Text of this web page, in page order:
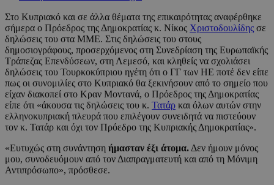
Στο Κυπριακό και σε άλλα θέματα της επικαιρότητας αναφέρθηκε
σήμερα ο Πρόεδρος της Δημοκρατίας κ. Νίκος Χριστοδουλίδης σε
δηλώσεις του στα ΜΜΕ. Στις δηλώσεις του στους
δημοσιογράφους, προσερχόμενος στη Συνεδρίαση της Ευρωπαϊκής
Τράπεζας Επενδύσεων, στη Λεμεσό, και κληθείς να σχολιάσει
δηλώσεις του Τουρκοκύπριου ηγέτη ότι ο ΓΓ των ΗΕ ποτέ δεν είπε
πως οι συνομιλίες στο Κυπριακό θα ξεκινήσουν από το σημείο που
είχαν διακοπεί στο Κραν Μοντανά, ο Πρόεδρος της Δημοκρατίας
είπε ότι «άκουσα τις δηλώσεις του κ. Τατάρ και όλων αυτών στην
ελληνοκυπριακή πλευρά που επιλέγουν συνειδητά να πιστεύουν
τον κ. Τατάρ και όχι τον Πρόεδρο της Κυπριακής Δημοκρατίας».
«Ευτυχώς στη συνάντηση ήμασταν έξι άτομα. Δεν ήμουν μόνος
μου, συνοδευόμουν από τον Διαπραγματευτή και από τη Μόνιμη
Αντιπρόσωπο», πρόσθεσε.